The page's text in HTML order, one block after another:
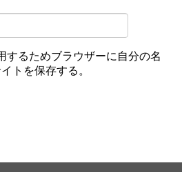
するためブラウザーに自分の名
トを保存する。